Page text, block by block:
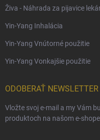
Živa - Náhrada za pijavice
Yin-Yang Inhalácia
Yin-Yang Vnútorné použitie
Yin-Yang Vonkajšie použitie
ODOBERAŤ NEWSLETTER
Vložte svoj e-mail a my Vám
produktoch na našom e-